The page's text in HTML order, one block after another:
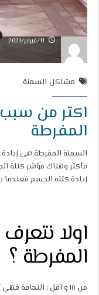
11/فبراير/2021
مشاكل السمنة
اكتر من
المفرطة
فأكثر وهناك مؤشر كتلة
زيادة كتلة الجسم فعندما
اولا
المفرطة ؟
من ١٨ و اقل : النحافة فهي أقل من الوزن الطبيعي